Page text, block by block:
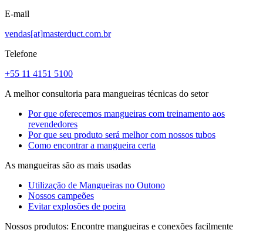
E-mail
vendas[at]masterduct.com.br
Telefone
+55 11 4151 5100
A melhor consultoria para mangueiras técnicas do setor
Por que oferecemos mangueiras com treinamento aos
revendedores
Por que seu produto será melhor com nossos tubos
Como encontrar a mangueira certa
As mangueiras são as mais usadas
Utilização de Mangueiras no Outono
Nossos campeões
Evitar explosões de poeira
Nossos produtos: Encontre mangueiras e conexões facilmente